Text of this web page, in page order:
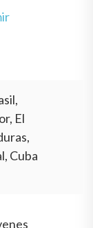
El
Cuba